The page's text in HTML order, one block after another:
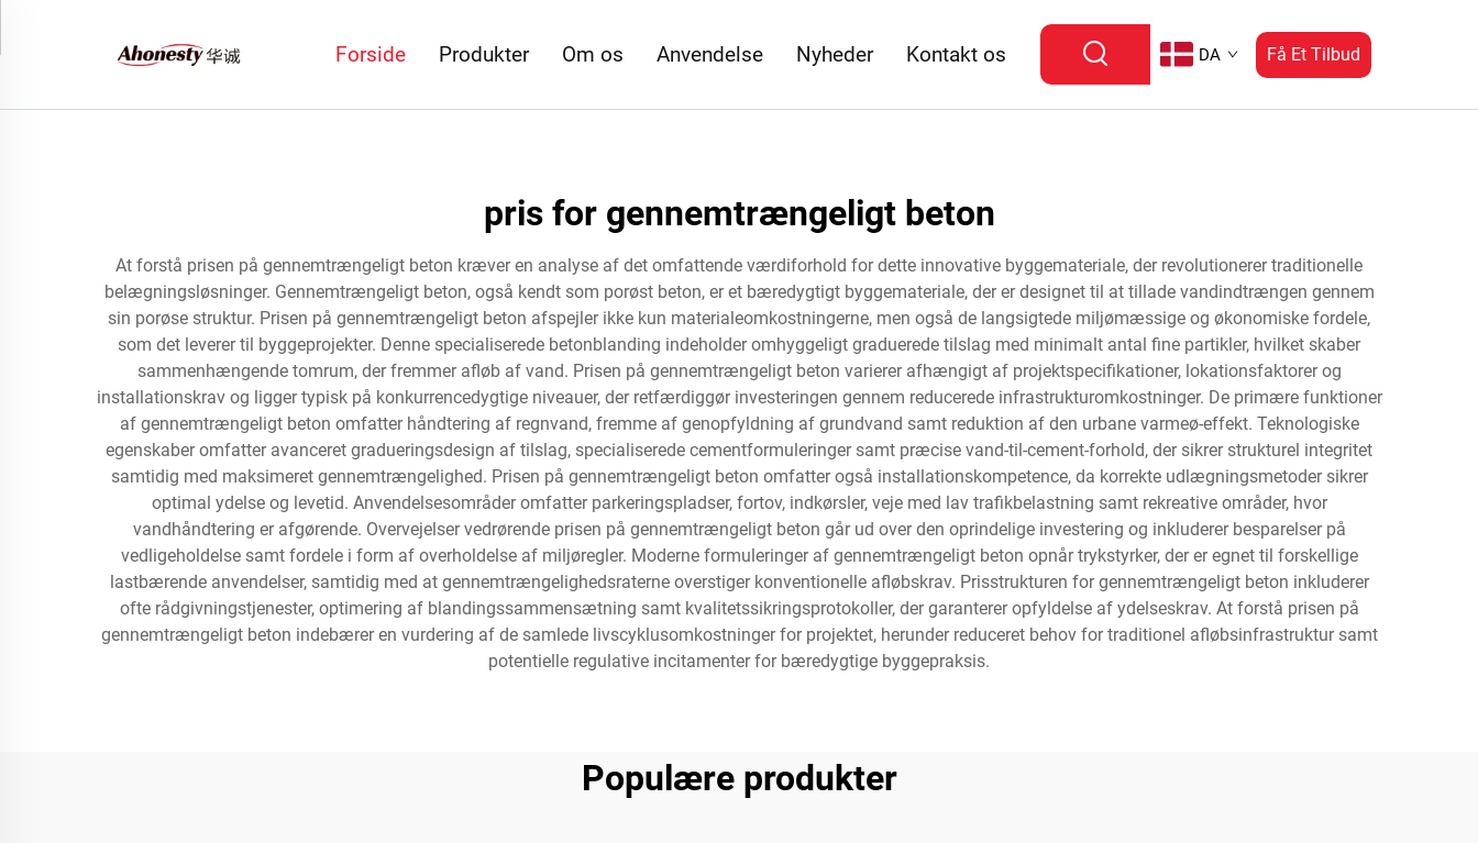
Forside Produkter Om os Anvendelse Nyheder Kontakt os DA Få Et Tilbud
pris for gennemtrængeligt beton
At forstå prisen på gennemtrængeligt beton kræver en analyse af det omfattende værdiforhold for dette innovative byggemateriale, der revolutionerer traditionelle
belægningsløsninger. Gennemtrængeligt beton, også kendt som porøst beton, er et bæredygtigt byggemateriale, der er designet til at tillade vandindtrængen gennem
sin porøse struktur. Prisen på gennemtrængeligt beton afspejler ikke kun materialeomkostningerne, men også de langsigtede miljømæssige og økonomiske fordele,
som det leverer til byggeprojekter. Denne specialiserede betonblanding indeholder omhyggeligt graduerede tilslag med minimalt antal fine partikler, hvilket skaber
sammenhængende tomrum, der fremmer afløb af vand. Prisen på gennemtrængeligt beton varierer afhængigt af projektspecifikationer, lokationsfaktorer og
installationskrav og ligger typisk på konkurrencedygtige niveauer, der retfærdiggør investeringen gennem reducerede infrastrukturomkostninger. De primære funktioner
af gennemtrængeligt beton omfatter håndtering af regnvand, fremme af genopfyldning af grundvand samt reduktion af den urbane varmeø-effekt. Teknologiske
egenskaber omfatter avanceret gradueringsdesign af tilslag, specialiserede cementformuleringer samt præcise vand-til-cement-forhold, der sikrer strukturel integritet
samtidig med maksimeret gennemtrængelighed. Prisen på gennemtrængeligt beton omfatter også installationskompetence, da korrekte udlægningsmetoder sikrer
optimal ydelse og levetid. Anvendelsesområder omfatter parkeringspladser, fortov, indkørsler, veje med lav trafikbelastning samt rekreative områder, hvor
vandhåndtering er afgørende. Overvejelser vedrørende prisen på gennemtrængeligt beton går ud over den oprindelige investering og inkluderer besparelser på
vedligeholdelse samt fordele i form af overholdelse af miljøregler. Moderne formuleringer af gennemtrængeligt beton opnår trykstyrker, der er egnet til forskellige
lastbærende anvendelser, samtidig med at gennemtrængelighedsraterne overstiger konventionelle afløbskrav. Prisstrukturen for gennemtrængeligt beton inkluderer
ofte rådgivningstjenester, optimering af blandingssammensætning samt kvalitetssikringsprotokoller, der garanterer opfyldelse af ydelseskrav. At forstå prisen på
gennemtrængeligt beton indebærer en vurdering af de samlede livscyklusomkostninger for projektet, herunder reduceret behov for traditionel afløbsinfrastruktur samt
potentielle regulative incitamenter for bæredygtige byggepraksis.
Populære produkter